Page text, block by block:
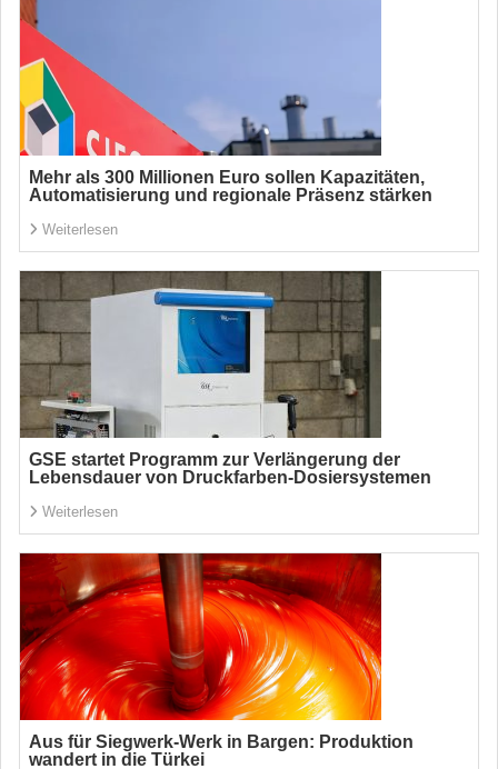
Mehr als 300 Millionen Euro sollen Kapazitäten,
Automatisierung und regionale Präsenz stärken
Weiterlesen
GSE startet Programm zur Verlängerung der
Lebensdauer von Druckfarben-Dosiersystemen
Weiterlesen
Aus für Siegwerk-Werk in Bargen: Produktion
wandert in die Türkei